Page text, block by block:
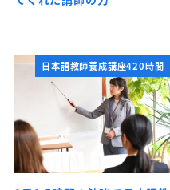
日本語教師養成講座420時間